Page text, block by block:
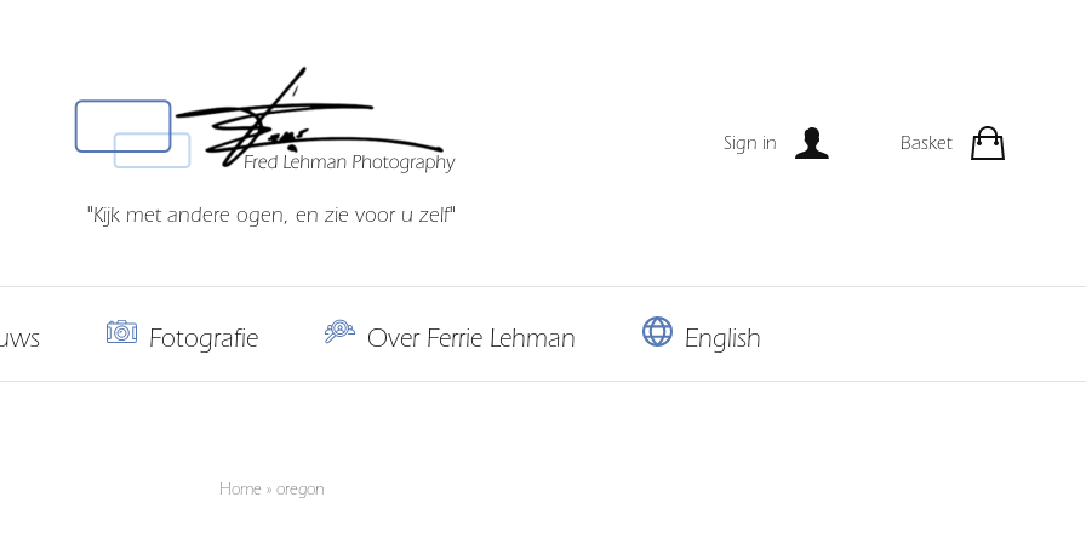
"Kijk met andere ogen, en zie voor u zelf"
Sign in Basket
Fotografie Over Ferrie Lehman English
Home » oregon